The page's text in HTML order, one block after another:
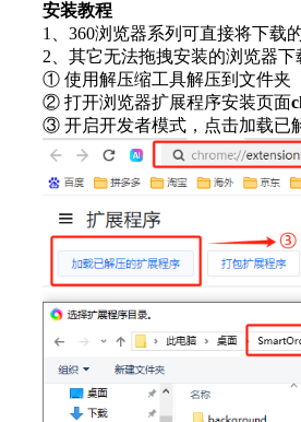
安装教程
1、360浏览器系列可直接将下载
2、其它无法拖拽安装的浏览器下
① 使用解压缩工具解压到文件夹
② 打开浏览器扩展程序安装页面
③ 开启开发者模式，点击加载已